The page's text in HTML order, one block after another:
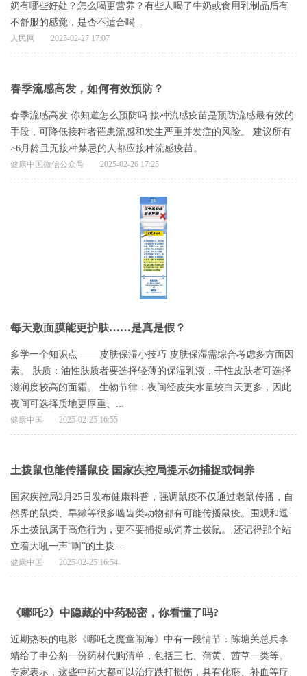
奶有哪些好处？怎么喝更营养？有些人喝了牛奶或食用乳制品后有
不舒服的感觉，是否不适合喝...
人民网 2025-02-27 17:07
春季流感高发，如何有效预防？
春季流感高发 你知道怎么预防吗 接种流感疫苗是预防流感最有效的
手段，可降低接种者罹患流感和发生严重并发症的风险。 建议所有
≥6月龄且无接种禁忌的人都应接种流感疫苗。
健康中国微信公众号 2025-02-26 17:25
每天敷面膜能更护肤……是真是假？
多学一个知识点 ——皮肤保湿小技巧 皮肤保湿需综合考虑多方面因
素。 肤质：油性肤质者要选择轻薄的保湿乳液，干性皮肤者可选择
滋润度较高的面霜。 生物节律：夜间经皮失水量较白天更多，因此
夜间可选择质地更厚重、...
健康中国 2025-02-25 16:55
土拨鼠也能传播鼠疫 国家疾控局提示勿捕捉或饲养
国家疾控局2月25日发布健康科普，强调鼠疫不仅通过老鼠传播，自
然界的鼠类、旱獭等很多啮齿类动物都有可能传播鼠疫。围观和逗
乐土拨鼠属于高危行为，更不要捕捉或饲养土拨鼠。 还记得那个站
立着大吼一声“啊”的土拨...
健康中国 2025-02-25 16:54
《哪吒2》中隐藏的中药秘密，你看懂了吗?
近期热映的电影《哪吒之魔童闹海》中有一段情节：陈塘关总兵李
靖给了申公豹一份药材代购清单，包括三七、蒲黄、茜草一类等。
专家表示，这些中药大都可以治疗跌打损伤，具有化瘀、补血等疗